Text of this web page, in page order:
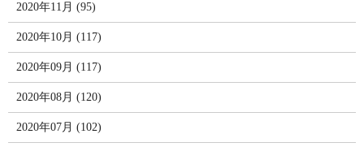
2020年11月 (95)
2020年10月 (117)
2020年09月 (117)
2020年08月 (120)
2020年07月 (102)